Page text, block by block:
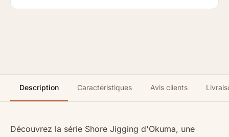
Description Caractéristiques Avis clients
Découvrez la série Shore Jigging d'Okuma, une